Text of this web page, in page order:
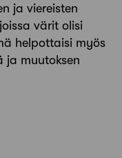
ja viereisten
värit olisi
helpottaisi myös
ja muutoksen